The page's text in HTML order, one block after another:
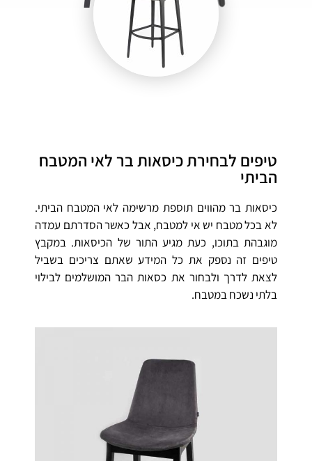
טיפים לבחירת כיסאות בר לאי המטבח
הביתי
כיסאות בר מהווים תוספת מרשימה לאי המטבח הביתי.
לא בכל מטבח יש אי למטבח, אבל כאשר הסדרתם עמדה
מוגבהת בתוכו, כעת מגיע התור של הכיסאות. במקבץ
טיפים זה נספק את כל המידע שאתם צריכים בשביל
לצאת לדרך ולבחור את כסאות הבר המושלמים לבילוי
בלתי נשכח במטבח.